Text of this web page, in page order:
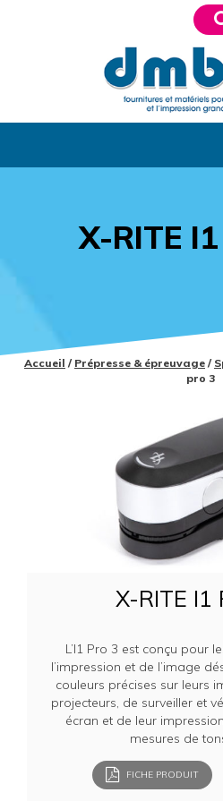
X-RITE
Accueil / Prépresse & épreuvage /
pro 3
X-RITE I1
L’I1 Pro 3 est conçu pour
l’impression et de l’image
couleurs précises sur leurs
projecteurs, de surveiller et
écran et de leur
mesures de
FICHE PRODUIT